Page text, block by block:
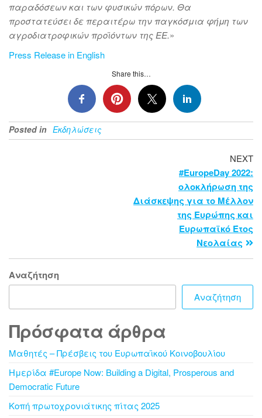
παραδόσεων και των φυσικών πόρων. Θα
προστατεύσει δε περαιτέρω την παγκόσμια φήμη των
αγροδιατροφικών προϊόντων της ΕΕ.»
Press Release in English
Share this…
Posted in Εκδηλώσεις
NEXT
#EuropeDay 2022:
ολοκλήρωση της
Διάσκεψης για το Μέλλον
της Ευρώπης και
Ευρωπαϊκό Έτος
Νεολαίας
Αναζήτηση
Αναζήτηση
Πρόσφατα άρθρα
Μαθητές – Πρέσβεις του Ευρωπαϊκού Κοινοβουλίου
Ημερίδα #Europe Now: Building a Digital, Prosperous and
Democratic Future
Κοπή πρωτοχρονιάτικης πίτας 2025